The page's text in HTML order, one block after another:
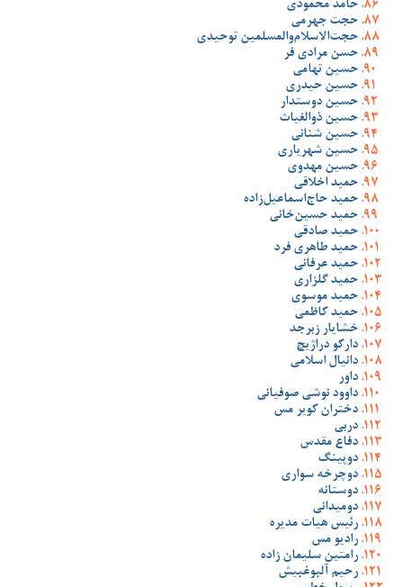
حامد محمودی
حجت جهرمی
حجت‌الاسلام‌والمسلمین توحیدی
حسن مرادی فر
حسین تهامی
حسین حیدری
حسین دوستدار
حسین ذوالغیاث
حسین شنانی
حسین شهریاری
حسین مهدوی
حمید اخلاقی
حمید حاج‌اسماعیل‌زاده
حمید حسین‌خانی
حمید صادقی
حمید طاهری فرد
حمید عرفانی
حمید گلزاری
حمید موسوی
حمید کاظمی
خشایار زبرجد
دارکو دراژیچ
دانیال اسلامی
داور
داوود نوشی صوفیانی
دختران کویر مس
دربی
دفاع مقدس
دوپینگ
دوچرخه سواری
دوستانه
دومیدانی
رئیس هیات مدیره
رادیو مس
رامتین سلیمان زاده
رحیم آلبوغبیش